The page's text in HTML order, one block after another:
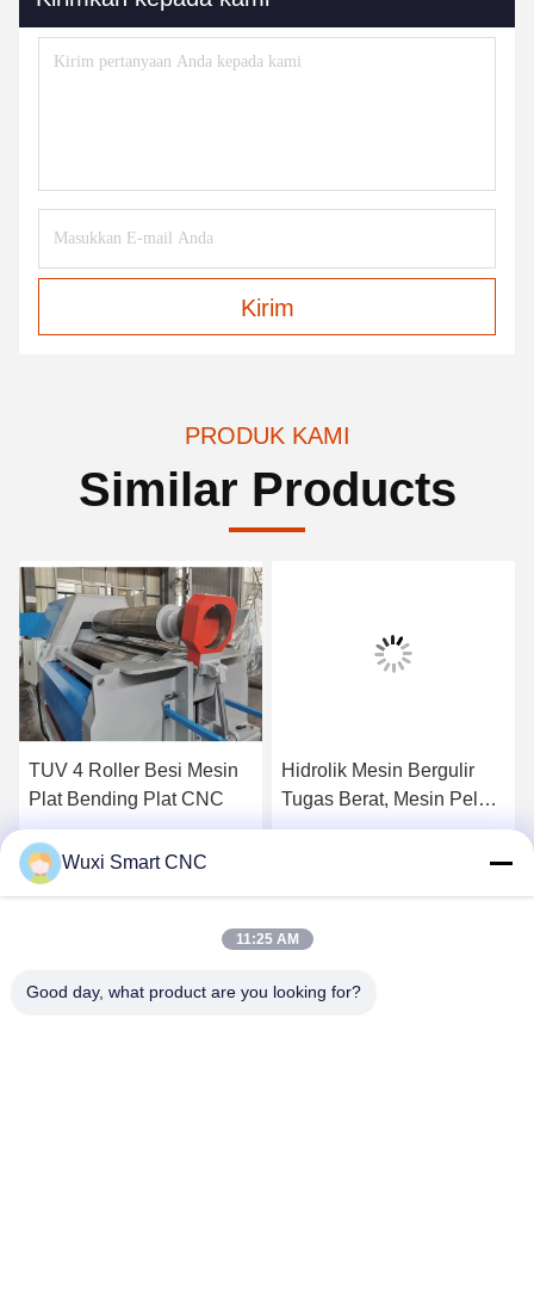
Kirim
PRODUK KAMI
Similar Products
TUV 4 Roller Besi Mesin
Plat Bending Plat CNC
Dapatkan Harga Terbaik
Hidrolik Mesin Bergulir
Tugas Berat, Mesin Pelat
Logam Plat CNC
Dapatkan Harga Terbaik
Wuxi Smart CNC
11:25 AM
Good day, what product are you looking for?